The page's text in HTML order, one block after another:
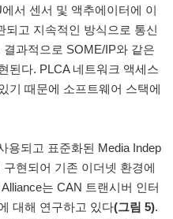
서 센서 및 액추에이터에 이
되고 지속적인 방식으로 통신
과적으로 SOME/IP와 같은
된다. PLCA 네트워크 액세스
기 때문에 소프트웨어 스택에
용되고 표준화된 Media Indep
현되어 기존 이더넷 환경에
는 CAN 트랜시버 인터
대해 연구하고 있다(그림 5).